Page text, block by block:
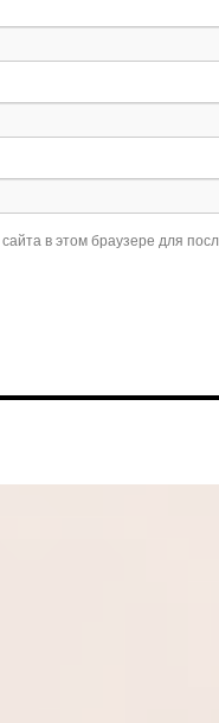
в этом браузере для